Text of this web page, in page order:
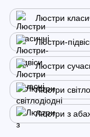
Люстри
Люстри-
Люстри
Люстри
Люстри з